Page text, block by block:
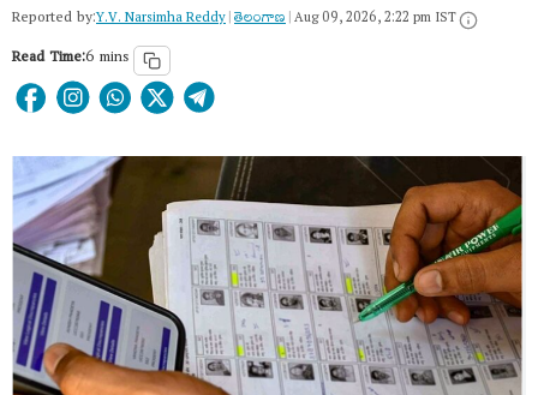
Reported by:Y.V. Narsimha Reddy|తెలంగాణ‌|Aug 09, 2026, 2:22 pm IST
Read Time:6 mins